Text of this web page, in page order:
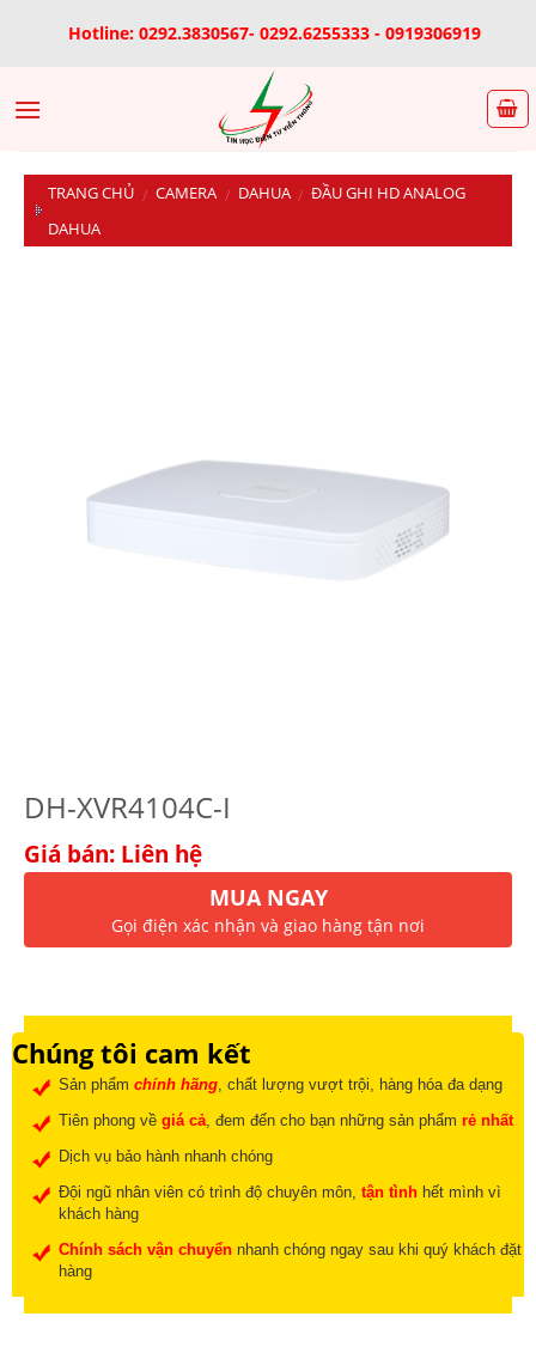
Hotline: 0292.3830567- 0292.6255333 - 0919306919
TRANG CHỦ / CAMERA / DAHUA / ĐẦU GHI HD ANALOG
DAHUA
DH-XVR4104C-I
Giá bán: Liên hệ
MUA NGAY
Gọi điện xác nhận và giao hàng tận nơi
Chúng tôi cam kết
Sản phẩm chính hãng, chất lượng vượt trội, hàng hóa đa dạng
Tiên phong về giá cả, đem đến cho bạn những sản phẩm rẻ nhất
Dịch vụ bảo hành nhanh chóng
Đội ngũ nhân viên có trình độ chuyên môn, tận tìnhhết mình vì
khách hàng
Chính sách vận chuyểnnhanh chóng ngay sau khi quý khách đặt
hàng